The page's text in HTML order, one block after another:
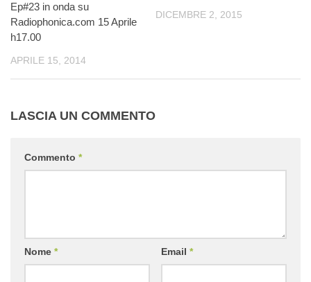
Ep#23 in onda su
Radiophonica.com 15 Aprile
h17.00
APRILE 15, 2014
DICEMBRE 2, 2015
LASCIA UN COMMENTO
Commento *
Nome * Email *